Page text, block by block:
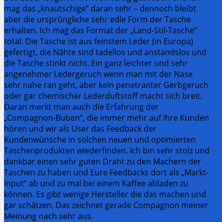
mag das „knautschige“ daran sehr – dennoch bleibt
aber die ursprüngliche sehr edle Form der Tasche
erhalten. Ich mag das Format der „Land-Stil-Tasche“
total. Die Tasche ist aus feinstem Leder (in Europa)
gefertigt, die Nähte sind tadellos und anstandslos und
die Tasche stinkt nicht. Ein ganz leichter und sehr
angenehmer Ledergeruch wenn man mit der Nase
sehr nahe ran geht, aber kein penetranter Gerbgeruch
oder gar chemischer Lederduftstoff macht sich breit.
Daran merkt man auch die Erfahrung der
„Compagnon-Buben“, die immer mehr auf Ihre Kunden
hören und wir als User das Feedback der
Kundenwünsche in solchen neuen und optimierten
Taschenprodukten wiederfinden. Ich bin sehr stolz und
dankbar einen sehr guten Draht zu den Machern der
Taschen zu haben und Eure Feedbacks dort als „Markt-
Input“ ab und zu mal bei einem Kaffee abladen zu
können. Es gibt wenige Hersteller die das machen und
gar schätzen. Das zeichnet gerade Compagnon meiner
Meinung nach sehr aus.